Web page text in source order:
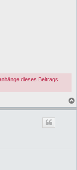
dieses Beitrags